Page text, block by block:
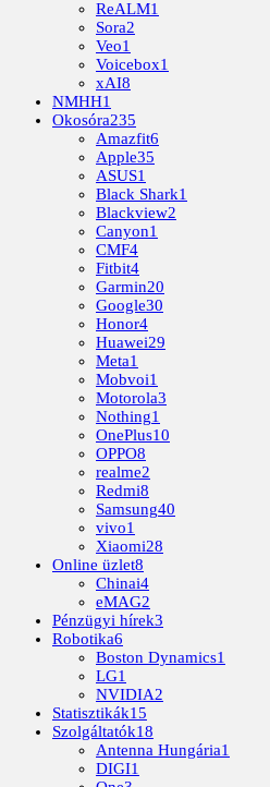
ReALM1
Sora2
Veo1
Voicebox1
xAI8
NMHH1
Okosóra235
Amazfit6
Apple35
ASUS1
Black Shark1
Blackview2
Canyon1
CMF4
Fitbit4
Garmin20
Google30
Honor4
Huawei29
Meta1
Mobvoi1
Motorola3
Nothing1
OnePlus10
OPPO8
realme2
Redmi8
Samsung40
vivo1
Xiaomi28
Online üzlet8
Chinai4
eMAG2
Pénzügyi hírek3
Robotika6
Boston Dynamics1
LG1
NVIDIA2
Statisztikák15
Szolgáltatók18
Antenna Hungária1
DIGI1